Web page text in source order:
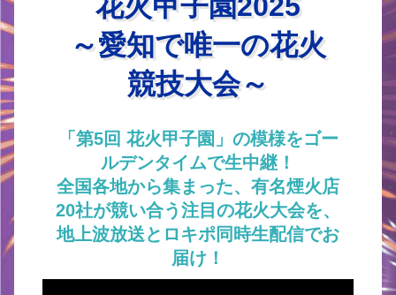
～愛知で唯一の花火
競技大会～
「第5回 花火甲子園」の模様をゴー
ルデンタイムで生中継！
全国各地から集まった、有名煙火店
20社が競い合う注目の花火大会を、
地上波放送とロキポ同時生配信でお
届け！